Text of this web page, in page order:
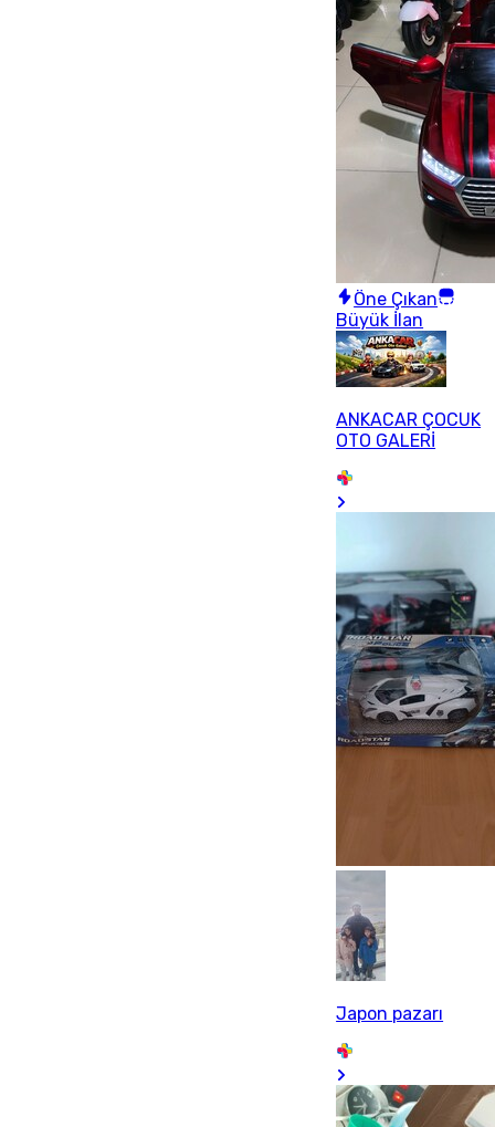
Öne Çıkan
Büyük İlan
ANKACAR ÇOCUK
OTO GALERİ
Japon pazarı